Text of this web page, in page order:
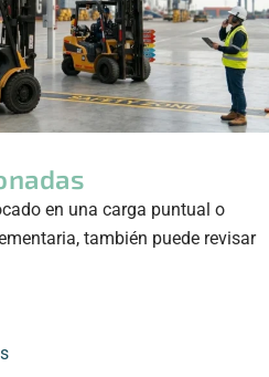
en una carga puntual o
también puede revisar